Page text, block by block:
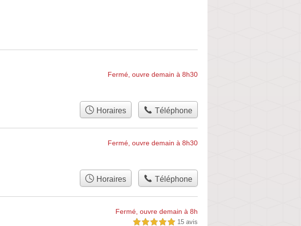
Fermé, ouvre demain à 8h30
Horaires Téléphone
Fermé, ouvre demain à 8h30
Horaires Téléphone
Fermé, ouvre demain à 8h
5,0 étoiles sur 5 15 avis